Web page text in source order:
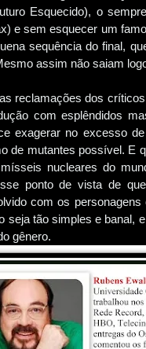
Esquecido), o
e sem esquecer um
sequência do final,
assim não saiam
reclamações dos
com esplêndidos
exagerar no excesso
de mutantes possível. E
nucleares do
ponto de vista de
com os
seja tão simples e banal,
gênero.